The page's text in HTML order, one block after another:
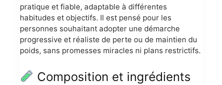
pratique et fiable, adaptable à différentes
habitudes et objectifs. Il est pensé pour les
personnes souhaitant adopter une démarche
progressive et réaliste de perte ou de maintien du
poids, sans promesses miracles ni plans restrictifs.
Composition et ingrédients